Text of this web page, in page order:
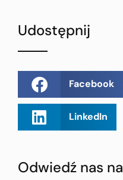
Udostępnij
Facebook
LinkedIn
Odwiedź nas na